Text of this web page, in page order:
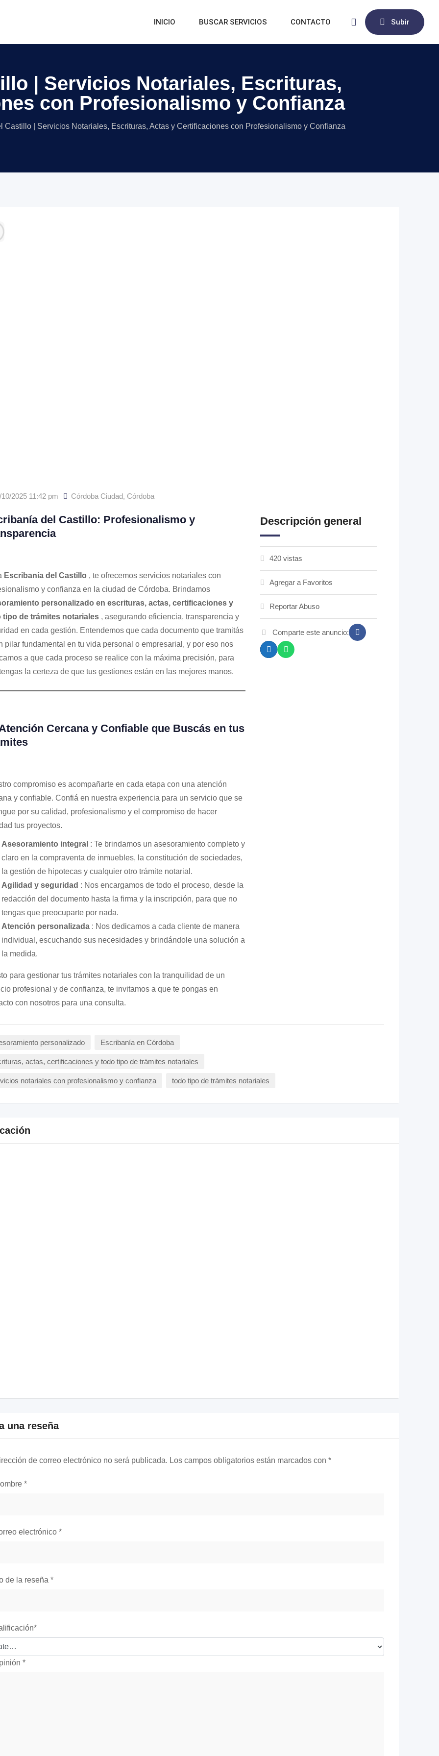
Subir
INICIO BUSCAR SERVICIOS CONTACTO
| Servicios Notariales, Escrituras,
con Profesionalismo y Confianza
Castillo | Servicios Notariales, Escrituras, Actas y Certificaciones con Profesionalismo y Confianza
2025 11:42 pm Córdoba Ciudad, Córdoba
del Castillo: Profesionalismo y
Escribanía del Castillo , te ofrecemos servicios notariales con
y confianza en la ciudad de Córdoba. Brindamos
personalizado en escrituras, actas, certificaciones y
tipo de trámites notariales, asegurando eficiencia, transparencia y
en cada gestión. Entendemos que cada documento que tramitás
pilar fundamental en tu vida personal o empresarial, y por eso nos
a que cada proceso se realice con la máxima precisión, para
la certeza de que tus gestiones están en las mejores manos.
Cercana y Confiable que Buscás en tus
compromiso es acompañarte en cada etapa con una atención
y confiable. Confiá en nuestra experiencia para un servicio que se
por su calidad, profesionalismo y el compromiso de hacer
tus proyectos.
Asesoramiento integral : Te brindamos un asesoramiento completo y
claro en la compraventa de inmuebles, la constitución de sociedades,
la gestión de hipotecas y cualquier otro trámite notarial.
Agilidad y seguridad : Nos encargamos de todo el proceso, desde la
redacción del documento hasta la firma y la inscripción, para que no
tengas que preocuparte por nada.
Atención personalizada: Nos dedicamos a cada cliente de manera
individual, escuchando sus necesidades y brindándole una solución a
la medida.
para gestionar tus trámites notariales con la tranquilidad de un
profesional y de confianza, te invitamos a que te pongas en
con nosotros para una consulta.
Descripción general
420 vistas
Agregar a Favoritos
Reportar Abuso
Comparte este anuncio:
personalizado Escribanía en Córdoba
actas, certificaciones y todo tipo de trámites notariales
notariales con profesionalismo y confianza todo tipo de trámites notariales
una reseña
de correo electrónico no será publicada. Los campos obligatorios están marcados con *
*
electrónico *
de la reseña *
*
*